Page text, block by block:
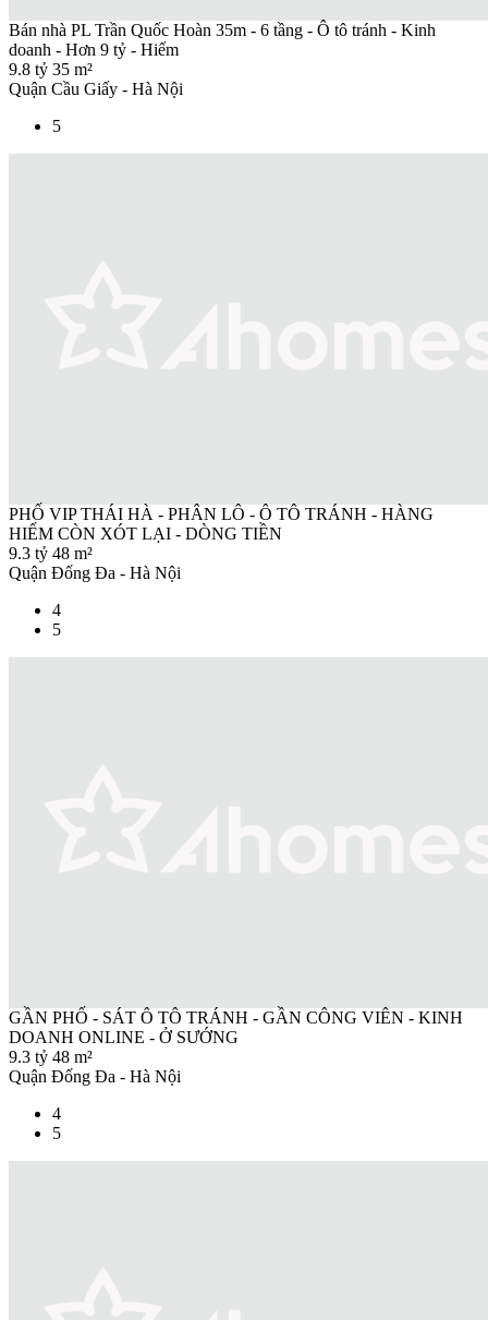
Bán nhà PL Trần Quốc Hoàn 35m - 6 tầng - Ô tô tránh - Kinh
doanh - Hơn 9 tỷ - Hiếm
9.8 tỷ 35 m²
Quận Cầu Giấy - Hà Nội
5
PHỐ VIP THÁI HÀ - PHÂN LÔ - Ô TÔ TRÁNH - HÀNG
HIẾM CÒN XÓT LẠI - DÒNG TIỀN
9.3 tỷ 48 m²
Quận Đống Đa - Hà Nội
4
5
GẦN PHỐ - SÁT Ô TÔ TRÁNH - GẦN CÔNG VIÊN - KINH
DOANH ONLINE - Ở SƯỚNG
9.3 tỷ 48 m²
Quận Đống Đa - Hà Nội
4
5